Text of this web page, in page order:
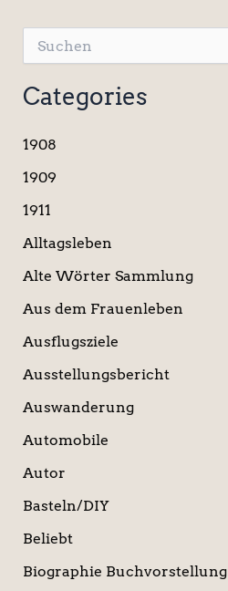
u
c
h
n
a
h
Categories
1908
1909
1911
Alltagsleben
Alte Wörter Sammlung
Aus dem Frauenleben
Ausflugsziele
Ausstellungsbericht
Auswanderung
Automobile
Autor
Basteln/DIY
Beliebt
Biographie Buchvorstellung